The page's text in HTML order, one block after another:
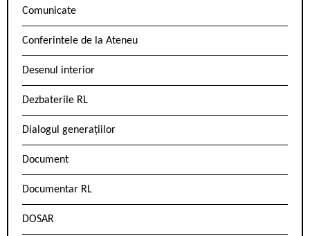
Comunicate
Conferintele de la Ateneu
Desenul interior
Dezbaterile RL
Dialogul generațiilor
Document
Documentar RL
DOSAR